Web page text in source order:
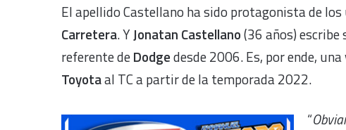
El apellido Castellano ha sido protagonista de
Carretera. Y Jonatan Castellano(36 años)
referente deDodgedesde 2006. Es, por ende,
Toyotaal TC a partir de la temporada 2022.
“